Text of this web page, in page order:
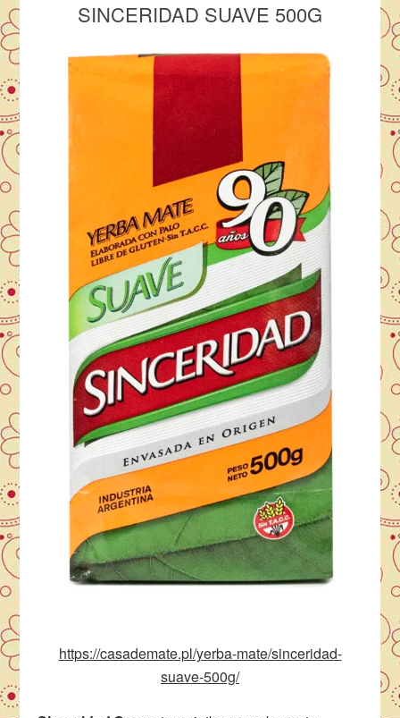
SINCERIDAD SUAVE 500G
https://casademate.pl/yerba-mate/sinceridad-
suave-500g/